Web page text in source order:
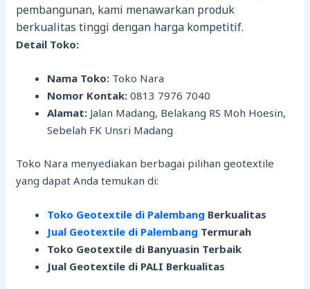
pembangunan, kami menawarkan produk
berkualitas tinggi dengan harga kompetitif.
Detail Toko:
Nama Toko: Toko Nara
Nomor Kontak: 0813 7976 7040
Alamat: Jalan Madang, Belakang RS Moh Hoesin,
Sebelah FK Unsri Madang
Toko Nara menyediakan berbagai pilihan geotextile
yang dapat Anda temukan di:
Toko Geotextile di Palembang Berkualitas
Jual Geotextile di Palembang Termurah
Toko Geotextile di Banyuasin Terbaik
Jual Geotextile di PALI Berkualitas